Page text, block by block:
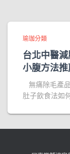
瑜珈分類
台北中醫
小腹方法
無痛除毛產
肚子飲食法如